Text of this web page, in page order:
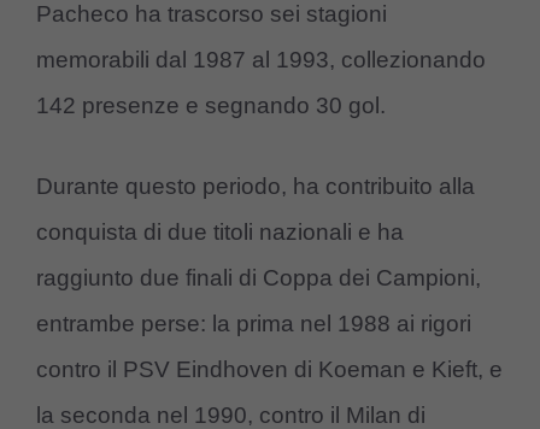
Pacheco ha trascorso sei stagioni
memorabili dal 1987 al 1993, collezionando
142 presenze e segnando 30 gol.
Durante questo periodo, ha contribuito alla
conquista di due titoli nazionali e ha
raggiunto due finali di Coppa dei Campioni,
entrambe perse: la prima nel 1988 ai rigori
contro il PSV Eindhoven di Koeman e Kieft, e
la seconda nel 1990, contro il Milan di